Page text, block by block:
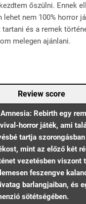
őszülni. Ennek
lehet nem 100% horror
és a remek
melegen ajánlani.
Review score
Rebirth egy
horror játék, ami
tartja
mint az előző két
vezetésben viszont
feszengve
barlangjaiban, és
sötétségében.